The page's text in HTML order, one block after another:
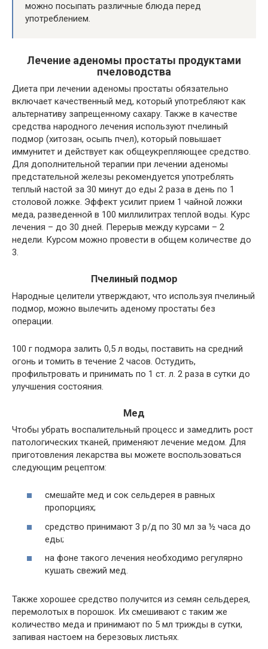
можно посыпать различные блюда перед
употреблением.
Лечение аденомы простаты продуктами
пчеловодства
Диета при лечении аденомы простаты обязательно
включает качественный мед, который употребляют как
альтернативу запрещенному сахару. Также в качестве
средства народного лечения используют пчелиный
подмор (хитозан, осыпь пчел), который повышает
иммунитет и действует как общеукрепляющее средство.
Для дополнительной терапии при лечении аденомы
предстательной железы рекомендуется употреблять
теплый настой за 30 минут до еды 2 раза в день по 1
столовой ложке. Эффект усилит прием 1 чайной ложки
меда, разведенной в 100 миллилитрах теплой воды. Курс
лечения – до 30 дней. Перерыв между курсами – 2
недели. Курсом можно провести в общем количестве до
3.
Пчелиный подмор
Народные целители утверждают, что используя пчелиный
подмор, можно вылечить аденому простаты без
операции.
100 г подмора залить 0,5 л воды, поставить на средний
огонь и томить в течение 2 часов. Остудить,
профильтровать и принимать по 1 ст. л. 2 раза в сутки до
улучшения состояния.
Мед
Чтобы убрать воспалительный процесс и замедлить рост
патологических тканей, применяют лечение медом. Для
приготовления лекарства вы можете воспользоваться
следующим рецептом:
смешайте мед и сок сельдерея в равных
пропорциях;
средство принимают 3 р/д по 30 мл за ½ часа до
еды;
на фоне такого лечения необходимо регулярно
кушать свежий мед.
Также хорошее средство получится из семян сельдерея,
перемолотых в порошок. Их смешивают с таким же
количество меда и принимают по 5 мл трижды в сутки,
запивая настоем на березовых листьях.